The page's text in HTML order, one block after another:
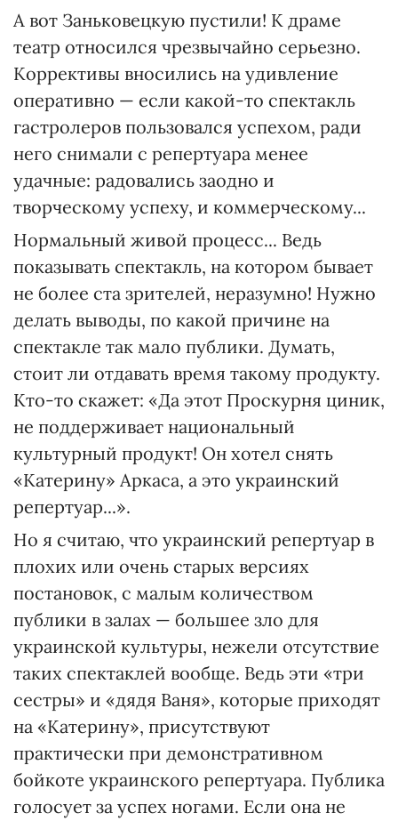
А вот Заньковецкую пустили! К драме
театр относился чрезвычайно серьезно.
Коррективы вносились на удивление
оперативно — если какой-то спектакль
гастролеров пользовался успехом, ради
него снимали с репертуара менее
удачные: радовались заодно и
творческому успеху, и коммерческому...
Нормальный живой процесс... Ведь
показывать спектакль, на котором бывает
не более ста зрителей, неразумно! Нужно
делать выводы, по какой причине на
спектакле так мало публики. Думать,
стоит ли отдавать время такому продукту.
Кто-то скажет: «Да этот Проскурня циник,
не поддерживает национальный
культурный продукт! Он хотел снять
«Катерину» Аркаса, а это украинский
репертуар...».
Но я считаю, что украинский репертуар в
плохих или очень старых версиях
постановок, с малым количеством
публики в залах — большее зло для
украинской культуры, нежели отсутствие
таких спектаклей вообще. Ведь эти «три
сестры» и «дядя Ваня», которые приходят
на «Катерину», присутствуют
практически при демонстративном
бойкоте украинского репертуара. Публика
голосует за успех ногами. Если она не